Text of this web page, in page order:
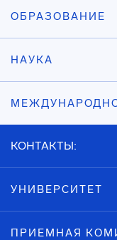
ОБРАЗОВАНИЕ
НАУКА
КОНТАКТЫ:
УНИВЕРСИТЕТ
ПРИЕМНАЯ